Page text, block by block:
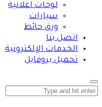
لوحات اعلانية
سيارات
ورق حائط
اتصل بنا
الخدمات الإلكترونية
تحميل بروفايل